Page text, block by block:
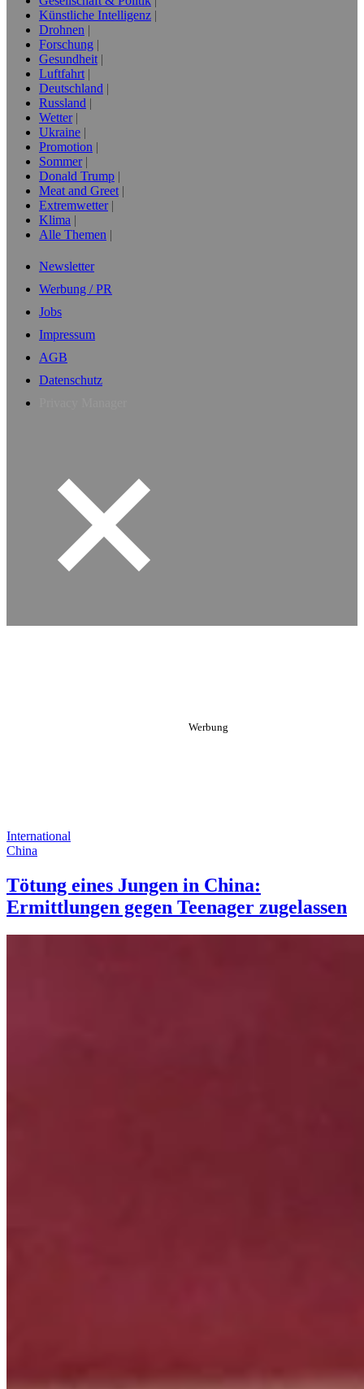
Künstliche Intelligenz
Drohnen
Forschung
Gesundheit
Luftfahrt
Deutschland
Russland
Wetter
Ukraine
Promotion
Sommer
Donald Trump
Meat and Greet
Extremwetter
Klima
Alle Themen
Newsletter
Werbung / PR
Jobs
Impressum
AGB
Datenschutz
International
China
Tötung eines Jungen in China:
Ermittlungen gegen Teenager zugelassen